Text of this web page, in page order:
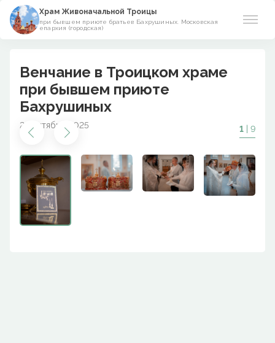
Храм Живоначальной Троицы
при бывшем приюте братьев Бахрушиных. Московская
епархия (городская)
Прихожанам
Азы православия
Поминовения
Контакты
Венчание в Троицком храме
при бывшем приюте
Бахрушиных
29 октября 2025 1 | 9